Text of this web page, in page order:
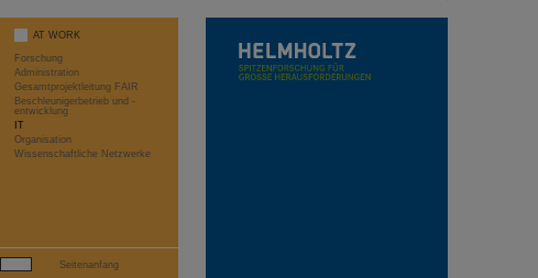
AT WORK
Forschung
Administration
Gesamtprojektleitung FAIR
Beschleunigerbetrieb und -
entwicklung
IT
Organisation
Wissenschaftliche Netzwerke
Seitenanfang